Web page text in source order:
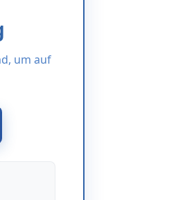
um auf